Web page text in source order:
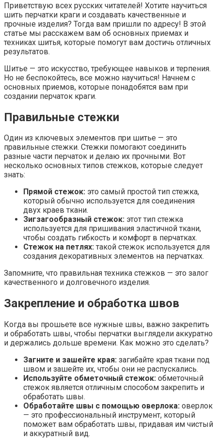
Приветствую всех русских читателей! Хотите научиться
шить перчатки краги и создавать качественные и
прочные изделия? Тогда вам пришли по адресу! В этой
статье мы расскажем вам об основных приемах и
техниках шитья, которые помогут вам достичь отличных
результатов.
Шитье — это искусство, требующее навыков и терпения.
Но не беспокойтесь, все можно научиться! Начнем с
основных приемов, которые понадобятся вам при
создании перчаток краги.
Правильные стежки
Один из ключевых элементов при шитье — это
правильные стежки. Стежки помогают соединить
разные части перчаток и делаю их прочными. Вот
несколько основных типов стежков, которые следует
знать:
Прямой стежок: это самый простой тип стежка,
который обычно используется для соединения
двух краев ткани.
Зигзагообразный стежок: этот тип стежка
используется для пришивания эластичной ткани,
чтобы создать гибкость и комфорт в перчатках.
Стежок на петлях: такой стежок используется для
создания декоративных элементов на перчатках.
Запомните, что правильная техника стежков — это залог
качественного и долговечного изделия.
Закрепление и обработка швов
Когда вы прошьете все нужные швы, важно закрепить
и обработать швы, чтобы перчатки выглядели аккуратно
и держались дольше времени. Как можно это сделать?
Загните и зашейте края: загибайте края ткани под
швом и зашейте их, чтобы они не распускались.
Используйте обметочный стежок: обметочный
стежок является отличным способом закрепить и
обработать швы.
Обработайте швы с помощью оверлока: оверлок
— это профессиональный инструмент, который
поможет вам обработать швы, придавая им чистый
и аккуратный вид.